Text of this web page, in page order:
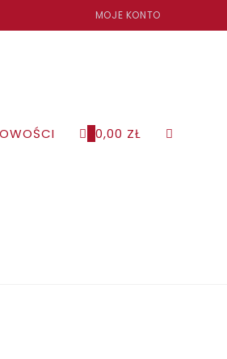
MOJE KONTO
0,00 ZŁ TOGGLE